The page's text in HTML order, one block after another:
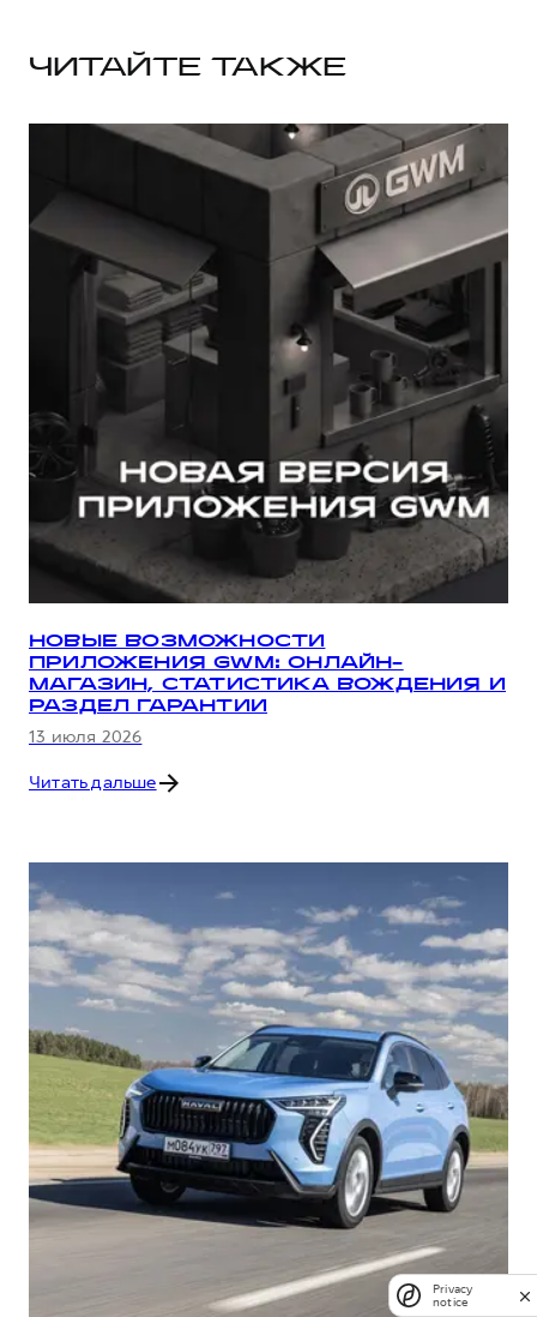
ЧИТАЙТЕ ТАКЖЕ
НОВЫЕ ВОЗМОЖНОСТИ
ПРИЛОЖЕНИЯ GWM: ОНЛАЙН-
МАГАЗИН, СТАТИСТИКА ВОЖДЕНИЯ И
РАЗДЕЛ ГАРАНТИИ
13 июля 2026
Читать дальше
Privacy
notice